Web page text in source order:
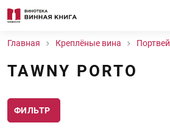
Главная Креплёные вина
TAWNY PORTO
ФИЛЬТР